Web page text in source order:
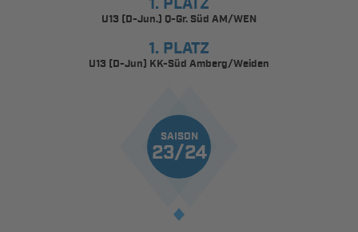
1. PLATZ
U13 (D-Jun.) Q-Gr. Süd AM/WEN
1. PLATZ
U13 (D-Jun) KK-Süd Amberg/Weiden
SAISON
23/24